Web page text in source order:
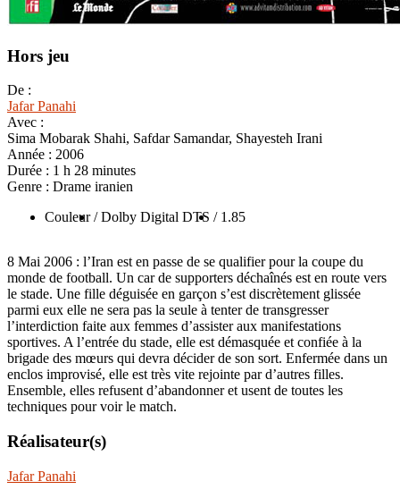
Hors jeu
De :
Jafar Panahi
Avec :
Sima Mobarak Shahi, Safdar Samandar, Shayesteh Irani
Année : 2006
Durée : 1 h 28 minutes
Genre : Drame iranien
Couleur / Dolby Digital DTS / 1.85
8 Mai 2006 : l’Iran est en passe de se qualifier pour la coupe du
monde de football. Un car de supporters déchaînés est en route vers
le stade. Une fille déguisée en garçon s’est discrètement glissée
parmi eux elle ne sera pas la seule à tenter de transgresser
l’interdiction faite aux femmes d’assister aux manifestations
sportives. A l’entrée du stade, elle est démasquée et confiée à la
brigade des mœurs qui devra décider de son sort. Enfermée dans un
enclos improvisé, elle est très vite rejointe par d’autres filles.
Ensemble, elles refusent d’abandonner et usent de toutes les
techniques pour voir le match.
Réalisateur(s)
Jafar Panahi